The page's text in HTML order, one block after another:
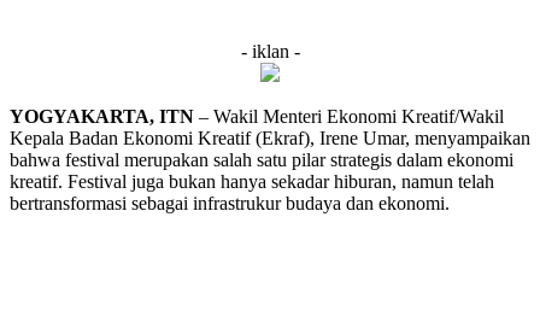
- iklan -
YOGYAKARTA, ITN – Wakil Menteri Ekonomi Kreatif/Wakil
Kepala Badan Ekonomi Kreatif (Ekraf), Irene Umar, menyampaikan
bahwa festival merupakan salah satu pilar strategis dalam ekonomi
kreatif. Festival juga bukan hanya sekadar hiburan, namun telah
bertransformasi sebagai infrastrukur budaya dan ekonomi.